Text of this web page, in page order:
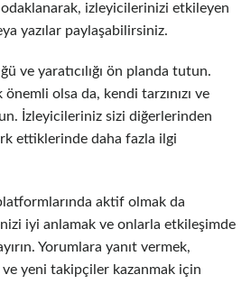
izleyicilerinizi etkileyen
yazılar paylaşabilirsiniz.
ve yaratıcılığı ön planda tutun.
olsa da, kendi tarzınızı ve
İzleyicileriniz sizi diğerlerinden
ettiklerinde daha fazla ilgi
aktif olmak da
iyi anlamak ve onlarla etkileşimde
Yorumlara yanıt vermek,
yeni takipçiler kazanmak için